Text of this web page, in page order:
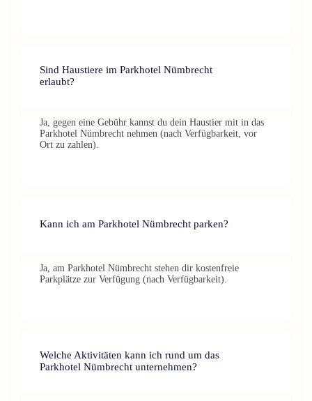
Sind Haustiere im Parkhotel Nümbrecht
erlaubt?
Ja, gegen eine Gebühr kannst du dein Haustier mit in das
Parkhotel Nümbrecht nehmen (nach Verfügbarkeit, vor
Ort zu zahlen).
Kann ich am Parkhotel Nümbrecht parken?
Ja, am Parkhotel Nümbrecht stehen dir kostenfreie
Parkplätze zur Verfügung (nach Verfügbarkeit).
Welche Aktivitäten kann ich rund um das
Parkhotel Nümbrecht unternehmen?